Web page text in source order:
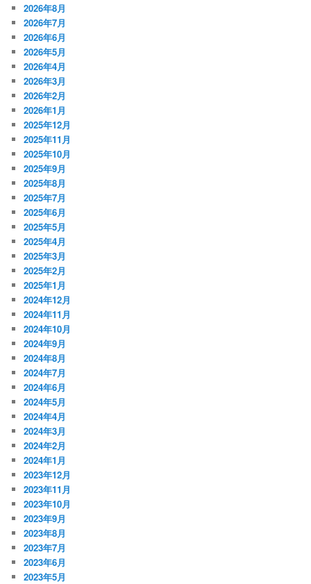
2026年8月
2026年7月
2026年6月
2026年5月
2026年4月
2026年3月
2026年2月
2026年1月
2025年12月
2025年11月
2025年10月
2025年9月
2025年8月
2025年7月
2025年6月
2025年5月
2025年4月
2025年3月
2025年2月
2025年1月
2024年12月
2024年11月
2024年10月
2024年9月
2024年8月
2024年7月
2024年6月
2024年5月
2024年4月
2024年3月
2024年2月
2024年1月
2023年12月
2023年11月
2023年10月
2023年9月
2023年8月
2023年7月
2023年6月
2023年5月